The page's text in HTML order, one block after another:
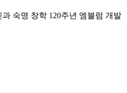
숙명 창학 120주년 엠블럼 개발